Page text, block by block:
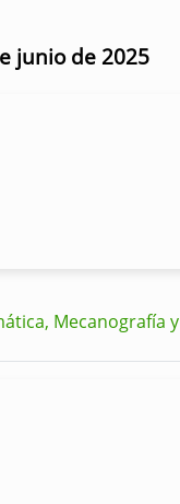
junio de 2025
Mecanografía y